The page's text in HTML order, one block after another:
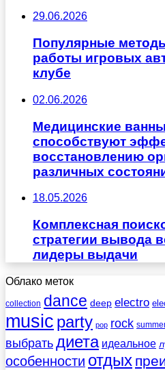
29.06.2026
Популярные
работы игровых
клубе
02.06.2026
Медицинские
способствуют
восстановлению
различных
18.05.2026
Комплексная
стратегии вывода
лидеры выдачи
Облако меток
collection dance deep electro
music party pop rock
выбратьдиета идеальное
особенности отдых